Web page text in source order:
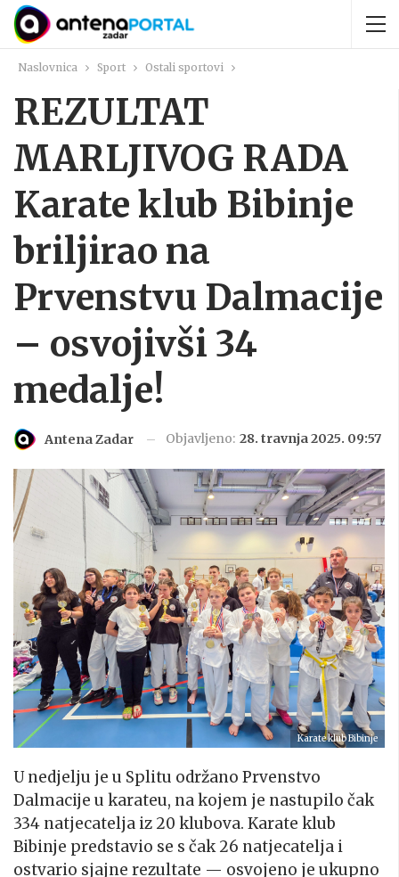
Naslovnica Sport Ostali sportovi
REZULTAT
MARLJIVOG RADA
Karate klub Bibinje
briljirao na
Prvenstvu Dalmacije
– osvojivši 34
medalje!
Antena Zadar Objavljeno: 28. travnja 2025. 09:57
Karate klub Bibinje
U nedjelju je u Splitu održano Prvenstvo
Dalmacije u karateu, na kojem je nastupilo čak
334 natjecatelja iz 20 klubova. Karate klub
Bibinje predstavio se s čak 26 natjecatelja i
ostvario sjajne rezultate — osvojeno je ukupno